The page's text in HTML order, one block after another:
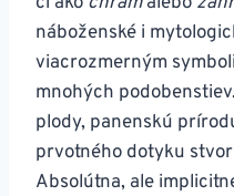
náboženské i
viacrozmerným
mnohých
plody, panenskú
prvotného dotyku
Absolútna, ale